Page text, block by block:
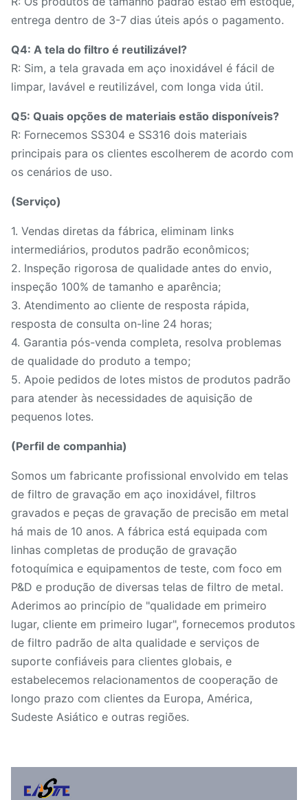
entrega dentro de 3-7 dias úteis após o pagamento.
Q4: A tela do filtro é reutilizável?
R: Sim, a tela gravada em aço inoxidável é fácil de
limpar, lavável e reutilizável, com longa vida útil.
Q5: Quais opções de materiais estão disponíveis?
R: Fornecemos SS304 e SS316 dois materiais
principais para os clientes escolherem de acordo com
os cenários de uso.
(Serviço)
1. Vendas diretas da fábrica, eliminam links
intermediários, produtos padrão econômicos;
2. Inspeção rigorosa de qualidade antes do envio,
inspeção 100% de tamanho e aparência;
3. Atendimento ao cliente de resposta rápida,
resposta de consulta on-line 24 horas;
4. Garantia pós-venda completa, resolva problemas
de qualidade do produto a tempo;
5. Apoie pedidos de lotes mistos de produtos padrão
para atender às necessidades de aquisição de
pequenos lotes.
(Perfil de companhia)
Somos um fabricante profissional envolvido em telas
de filtro de gravação em aço inoxidável, filtros
gravados e peças de gravação de precisão em metal
há mais de 10 anos. A fábrica está equipada com
linhas completas de produção de gravação
fotoquímica e equipamentos de teste, com foco em
P&D e produção de diversas telas de filtro de metal.
Aderimos ao princípio de "qualidade em primeiro
lugar, cliente em primeiro lugar", fornecemos produtos
de filtro padrão de alta qualidade e serviços de
suporte confiáveis ​​para clientes globais, e
estabelecemos relacionamentos de cooperação de
longo prazo com clientes da Europa, América,
Sudeste Asiático e outras regiões.